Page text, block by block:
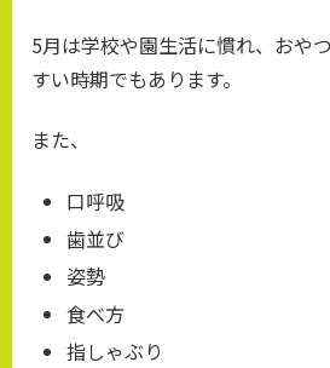
5月は学校や園生活に慣れ、おや
すい時期でもあります。
また、
口呼吸
歯並び
姿勢
食べ方
指しゃぶり